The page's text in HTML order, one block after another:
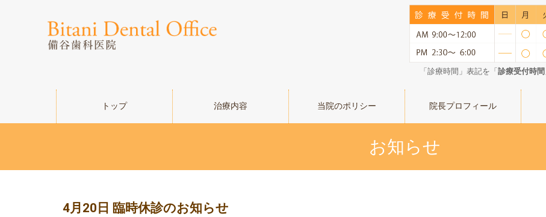
「診療時間」表記を「 診療受付時間
トップ 治療内容 当院のポリシー 院長プロフィール
お知らせ
4月20日 臨時休診のお知らせ